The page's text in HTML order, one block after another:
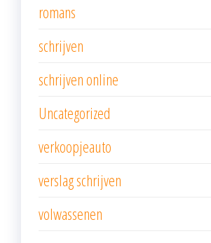
romans
schrijven
schrijven online
Uncategorized
verkoopjeauto
verslag schrijven
volwassenen